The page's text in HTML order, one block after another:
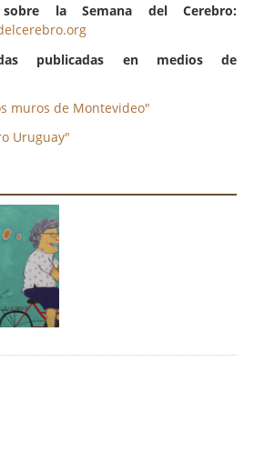
la Semana del Cerebro:
publicadas en medios de
muros de Montevideo"
Uruguay"